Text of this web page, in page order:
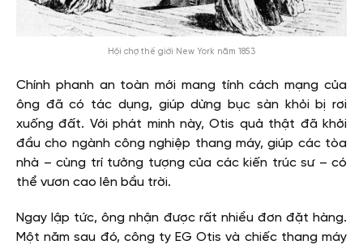
Hội chợ thế giới New York năm 1853
Chính phanh an toàn mới mang tính cách mạng của
ông đã có tác dụng, giúp dừng bục sàn khỏi bị rơi
xuống đất. Với phát minh này, Otis quả thật đã khởi
đầu cho ngành công nghiệp thang máy, giúp các tòa
nhà – cùng trí tưởng tượng của các kiến trúc sư – có
thể vươn cao lên bầu trời.
Ngay lập tức, ông nhận được rất nhiều đơn đặt hàng.
Một năm sau đó, công ty EG Otis và chiếc thang máy